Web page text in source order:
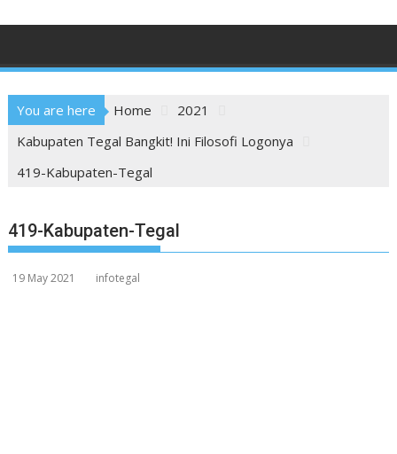
You are here Home
2021
Kabupaten Tegal Bangkit! Ini Filosofi Logonya
419-Kabupaten-Tegal
419-Kabupaten-Tegal
19 May 2021 infotegal